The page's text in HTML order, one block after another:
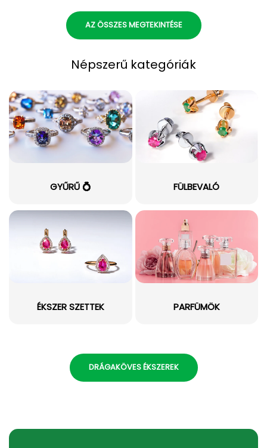
AZ ÖSSZES MEGTEKINTÉSE
Népszerű kategóriák
GYŰRŰ 💍 FÜLBEVALÓ
ÉKSZER SZETTEK PARFÜMÖK
DRÁGAKÖVES ÉKSZEREK